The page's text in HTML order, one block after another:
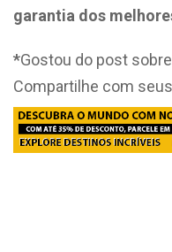
garantia dos
*Gostou do post
Compartilhe com